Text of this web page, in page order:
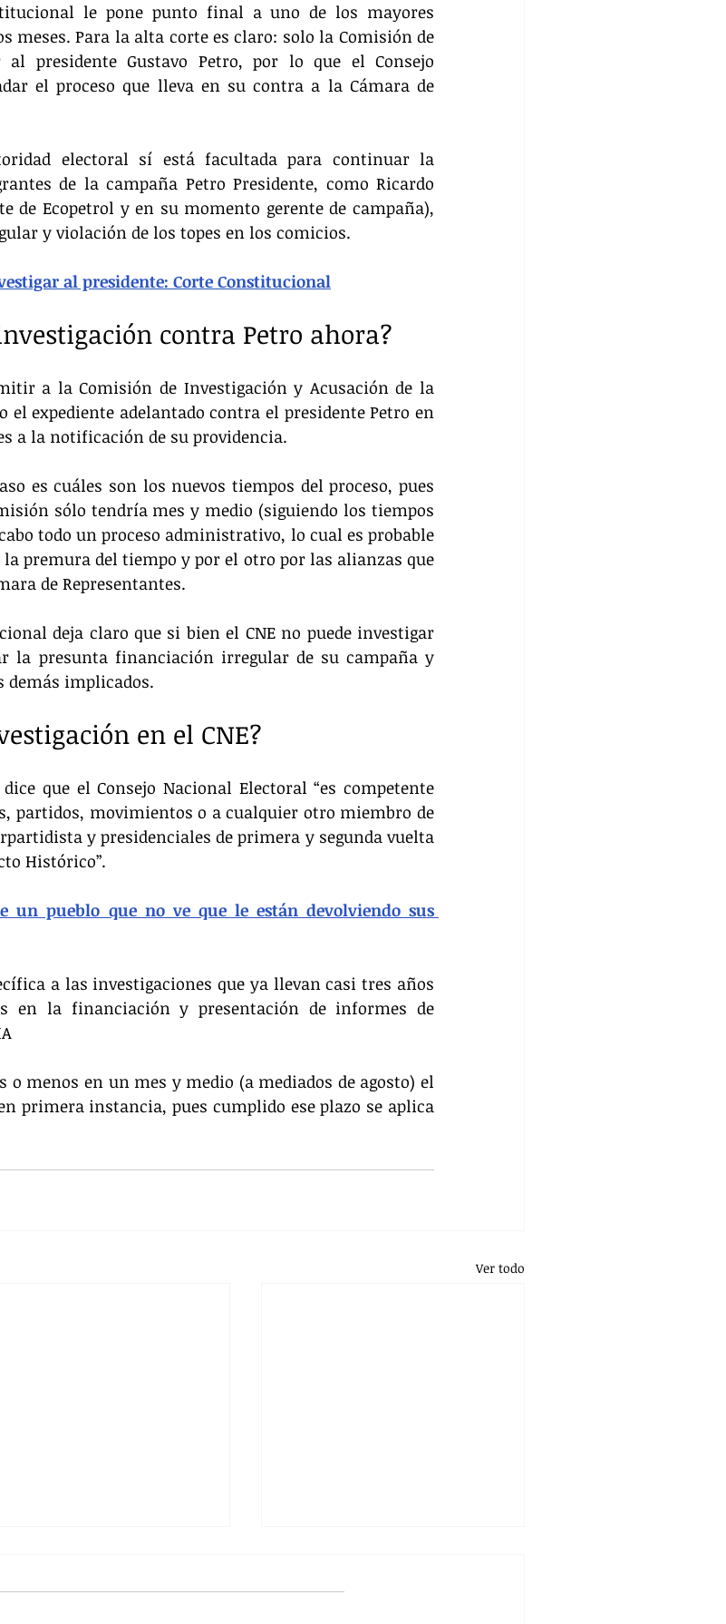
le pone punto final a uno de los mayores
meses. Para la alta corte es claro: solo la Comisión de
al presidente Gustavo Petro, por lo que el Consejo
el proceso que lleva en su contra a la Cámara de
electoral sí está facultada para continuar la
de la campaña Petro Presidente, como Ricardo
de Ecopetrol y en su momento gerente de campaña),
y violación de los topes en los comicios.
al presidente: Corte Constitucional
contra Petro ahora?
a la Comisión de Investigación y Acusación de la
el expediente adelantado contra el presidente Petro en
a la notificación de su providencia.
es cuáles son los nuevos tiempos del proceso, pues
sólo tendría mes y medio (siguiendo los tiempos
todo un proceso administrativo, lo cual es probable
premura del tiempo y por el otro por las alianzas que
de Representantes.
deja claro que si bien el CNE no puede investigar
la presunta financiación irregular de su campaña y
demás implicados.
en el CNE?
que el Consejo Nacional Electoral “es competente
partidos, movimientos o a cualquier otro miembro de
y presidenciales de primera y segunda vuelta
Histórico”.
un pueblo que no ve que le están devolviendo sus
a las investigaciones que ya llevan casi tres años
en la financiación y presentación de informes de
o menos en un mes y medio (a mediados de agosto) el
primera instancia, pues cumplido ese plazo se aplica
Ver todo